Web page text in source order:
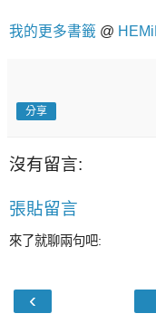
我的更多書籤 @
分享
沒有留言:
張貼留言
來了就聊兩句吧:
‹